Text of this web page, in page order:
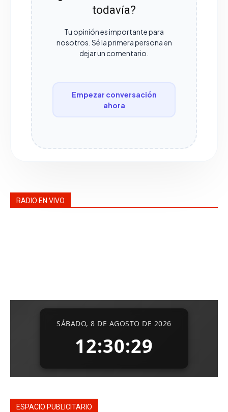
todavía?
Tu opinión es importante para
nosotros. Sé la primera persona en
dejar un comentario.
Empezar conversación
ahora
RADIO EN VIVO
ESPACIO PUBLICITARIO